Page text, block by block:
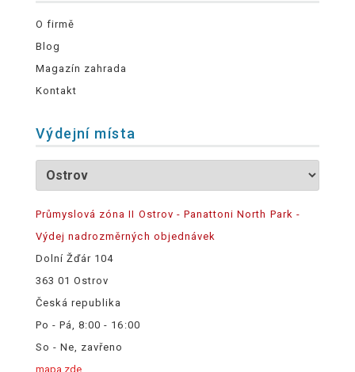
O firmě
Blog
Magazín zahrada
Kontakt
Výdejní místa
Průmyslová zóna II Ostrov - Panattoni North Park -
Výdej nadrozměrných objednávek
Dolní Žďár 104
363 01 Ostrov
Česká republika
Po - Pá, 8:00 - 16:00
So - Ne, zavřeno
mapa zde